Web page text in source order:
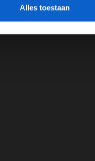
Alles toestaan